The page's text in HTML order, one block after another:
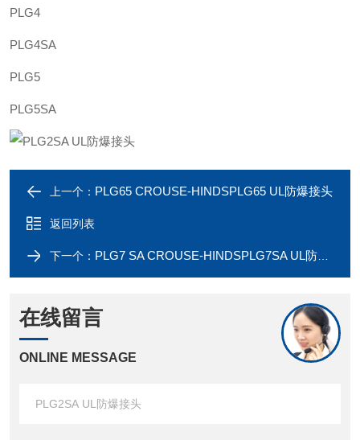
PLG4
PLG4SA
PLG5
PLG5SA
上一个： PLG65 CROUSE-HINDSPLG65 UL防爆接头
返回列表
下一个： PLG7 SA CROUSE-HINDSPLG7SA UL防爆接头
在线留言
ONLINE MESSAGE